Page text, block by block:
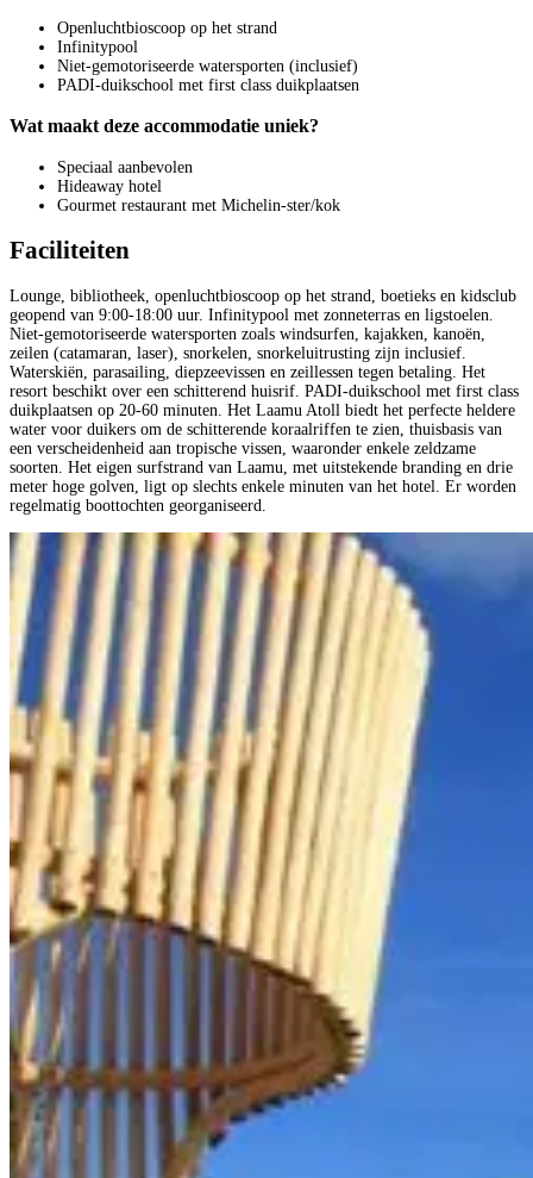
Openluchtbioscoop op het strand
Infinitypool
Niet-gemotoriseerde watersporten (inclusief)
PADI-duikschool met first class duikplaatsen
Wat maakt deze accommodatie uniek?
Speciaal aanbevolen
Hideaway hotel
Gourmet restaurant met Michelin-ster/kok
Faciliteiten
Lounge, bibliotheek, openluchtbioscoop op het strand, boetieks en kidsclub
geopend van 9:00-18:00 uur. Infinitypool met zonneterras en ligstoelen.
Niet-gemotoriseerde watersporten zoals windsurfen, kajakken, kanoën,
zeilen (catamaran, laser), snorkelen, snorkeluitrusting zijn inclusief.
Waterskiën, parasailing, diepzeevissen en zeillessen tegen betaling. Het
resort beschikt over een schitterend huisrif. PADI-duikschool met first class
duikplaatsen op 20-60 minuten. Het Laamu Atoll biedt het perfecte heldere
water voor duikers om de schitterende koraalriffen te zien, thuisbasis van
een verscheidenheid aan tropische vissen, waaronder enkele zeldzame
soorten. Het eigen surfstrand van Laamu, met uitstekende branding en drie
meter hoge golven, ligt op slechts enkele minuten van het hotel. Er worden
regelmatig boottochten georganiseerd.